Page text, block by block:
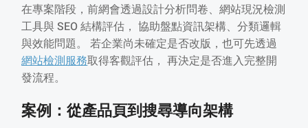
在專案階段，前網會透過設計分析問卷、網站現況檢測
工具與 SEO 結構評估， 協助盤點資訊架構、分類邏輯
與效能問題。 若企業尚未確定是否改版，也可先透過
網站檢測服務取得客觀評估， 再決定是否進入完整開
發流程。
案例：從產品頁到搜尋導向架構